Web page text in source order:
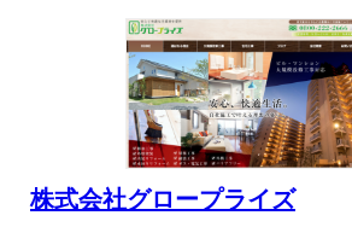
株式会社グロープライズ